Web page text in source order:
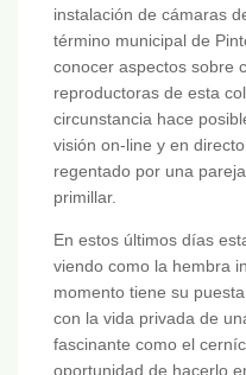
instalación de cámaras
término municipal de
conocer aspectos sobre
reproductoras de esta
circunstancia hace
visión on-line y en
regentado por una
primillar.
En estos últimos días
viendo como la hembra
momento tiene su
con la vida privada de
fascinante como el
oportunidad de hacerlo